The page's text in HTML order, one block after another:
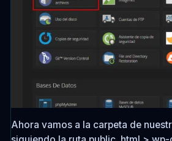
Ahora vamos a la carpeta de